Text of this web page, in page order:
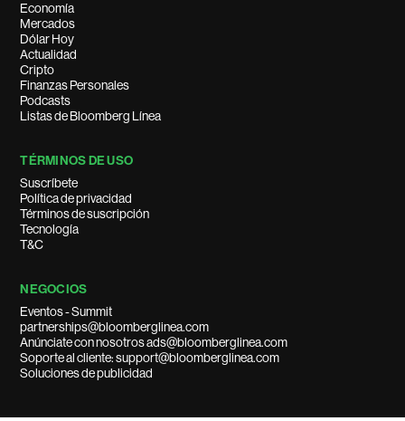
Economía
Mercados
Dólar Hoy
Actualidad
Cripto
Finanzas Personales
Podcasts
Listas de Bloomberg Línea
TÉRMINOS DE USO
Suscríbete
Política de privacidad
Términos de suscripción
Tecnología
T&C
NEGOCIOS
Eventos - Summit
partnerships@bloomberglinea.com
Anúnciate con nosotros ads@bloomberglinea.com
Soporte al cliente: support@bloomberglinea.com
Soluciones de publicidad